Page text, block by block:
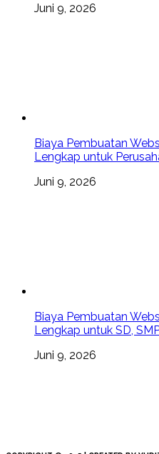
Juni 9, 2026
Biaya Pembuatan
Lengkap untuk
Juni 9, 2026
Biaya Pembuatan
Lengkap untuk SD,
Juni 9, 2026